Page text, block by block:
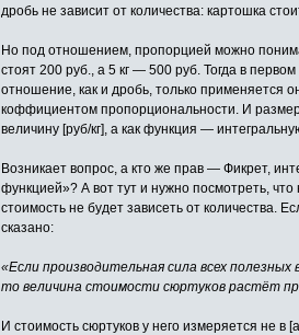
дробь не зависит от количества: картошка
Но под отношением, пропорцией можно
стоят 200 руб., а 5 кг — 500 руб. Тогда в
отношение, как и дробь, только применяется
коффициентом пропорциональности. И
величину [руб/кг], а как функция —
Возникает вопрос, а кто же прав — Фикрет,
функцией»? А вот тут и нужно посмотреть,
стоимость не будет зависеть от количества.
сказано:
«Если производительная сила всех
то величина стоимости сюртуков растёт
И стоимость сюртуков у него измеряется не